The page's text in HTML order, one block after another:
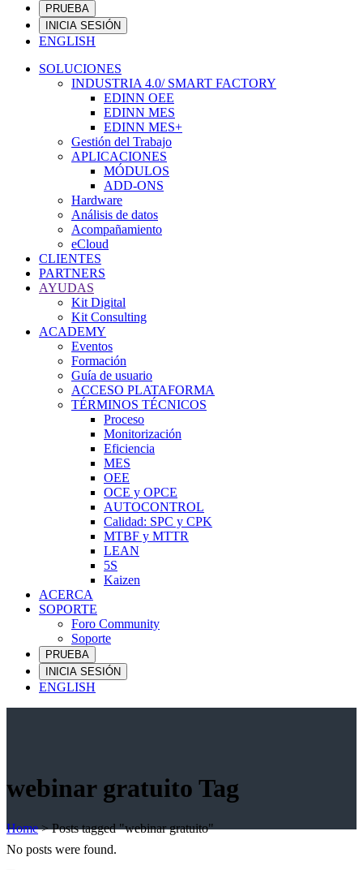
PRUEBA
INICIA SESIÓN
ENGLISH
SOLUCIONES
INDUSTRIA 4.0/ SMART FACTORY
EDINN OEE
EDINN MES
EDINN MES+
Gestión del Trabajo
APLICACIONES
MÓDULOS
ADD-ONS
Hardware
Análisis de datos
Acompañamiento
eCloud
CLIENTES
PARTNERS
AYUDAS
Kit Digital
Kit Consulting
ACADEMY
Eventos
Formación
Guía de usuario
ACCESO PLATAFORMA
TÉRMINOS TÉCNICOS
Proceso
Monitorización
Eficiencia
MES
OEE
OCE y OPCE
AUTOCONTROL
Calidad: SPC y CPK
MTBF y MTTR
LEAN
5S
Kaizen
ACERCA
SOPORTE
Foro Community
Soporte
PRUEBA
INICIA SESIÓN
ENGLISH
webinar gratuito Tag
Home>Posts tagged "webinar gratuito"
No posts were found.